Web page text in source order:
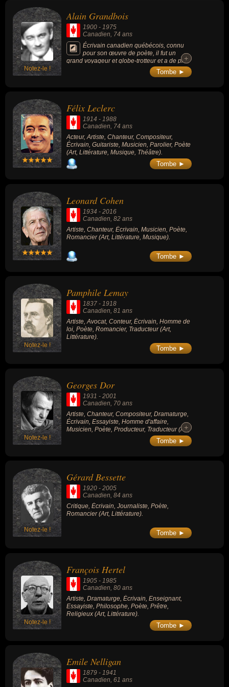
blessure du silence » (2009) ou « Un siècle
de poésie mexicaine » (2009).
Notez-le !
Alain Grandbois
1900 - 1975
Canadien , 74 ans
Écrivain canadien québécois, connu
pour son œuvre de poète, il fut un
grand voyageur et globe-trotteur et a de plus
écrit des œuvres d'inspirations biographique
ou autobiographique, ainsi que des
+
+
Tombe ►
Félix Leclerc
1914 - 1988
Canadien, 74 ans
Acteur, Artiste, Chanteur, Compositeur,
Écrivain, Guitariste, Musicien, Parolier, Poète
(Art, Littérature, Musique, Théâtre).
Tombe ►
Leonard Cohen
1934 - 2016
Canadien , 82 ans
Artiste, Chanteur, Écrivain, Musicien, Poète,
Romancier (Art, Littérature, Musique).
Tombe ►
Notez-le !
Pamphile Lemay
1837 - 1918
Canadien, 81 ans
Artiste, Avocat, Conteur, Écrivain, Homme de
loi, Poète, Romancier, Traducteur (Art,
Littérature).
Tombe ►
Notez-le !
Georges Dor
1931 - 2001
Canadien , 70 ans
Artiste, Chanteur, Compositeur, Dramaturge,
Écrivain, Essayiste, Homme d'affaire,
Musicien, Poète, Producteur, Traducteur (Art,
+
+
Tombe ►
Notez-le !
Gérard Bessette
1920 - 2005
Canadien, 84 ans
Critique, Écrivain, Journaliste, Poète,
Romancier (Art, Littérature).
Tombe ►
Notez-le !
François Hertel
1905 - 1985
Canadien, 80 ans
Artiste, Dramaturge, Écrivain, Enseignant,
Essayiste, Philosophe, Poète, Prêtre,
Religieux (Art, Littérature).
Tombe ►
Emile Nelligan
1879 - 1941
Canadien, 61 ans